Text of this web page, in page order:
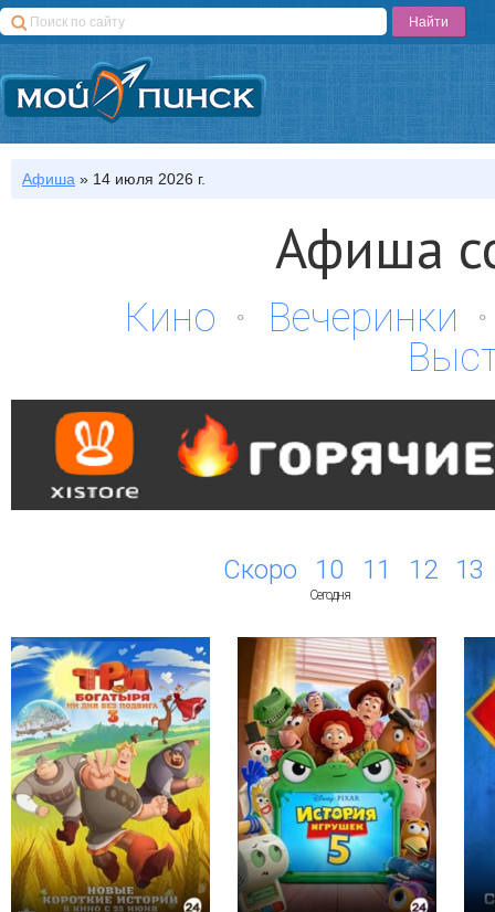
Афиша » 14 июля 2026 г.
Афиша
Кино
Вечеринки
Скоро 10
Сегодня
11 12 13